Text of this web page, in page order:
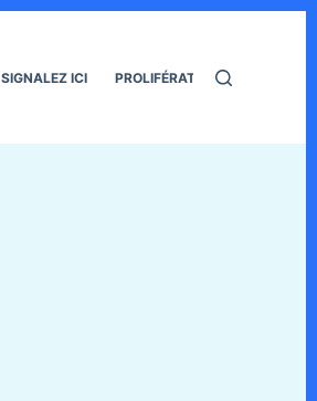
SIGNALEZ ICI PROLIFÉRATION DES RATS